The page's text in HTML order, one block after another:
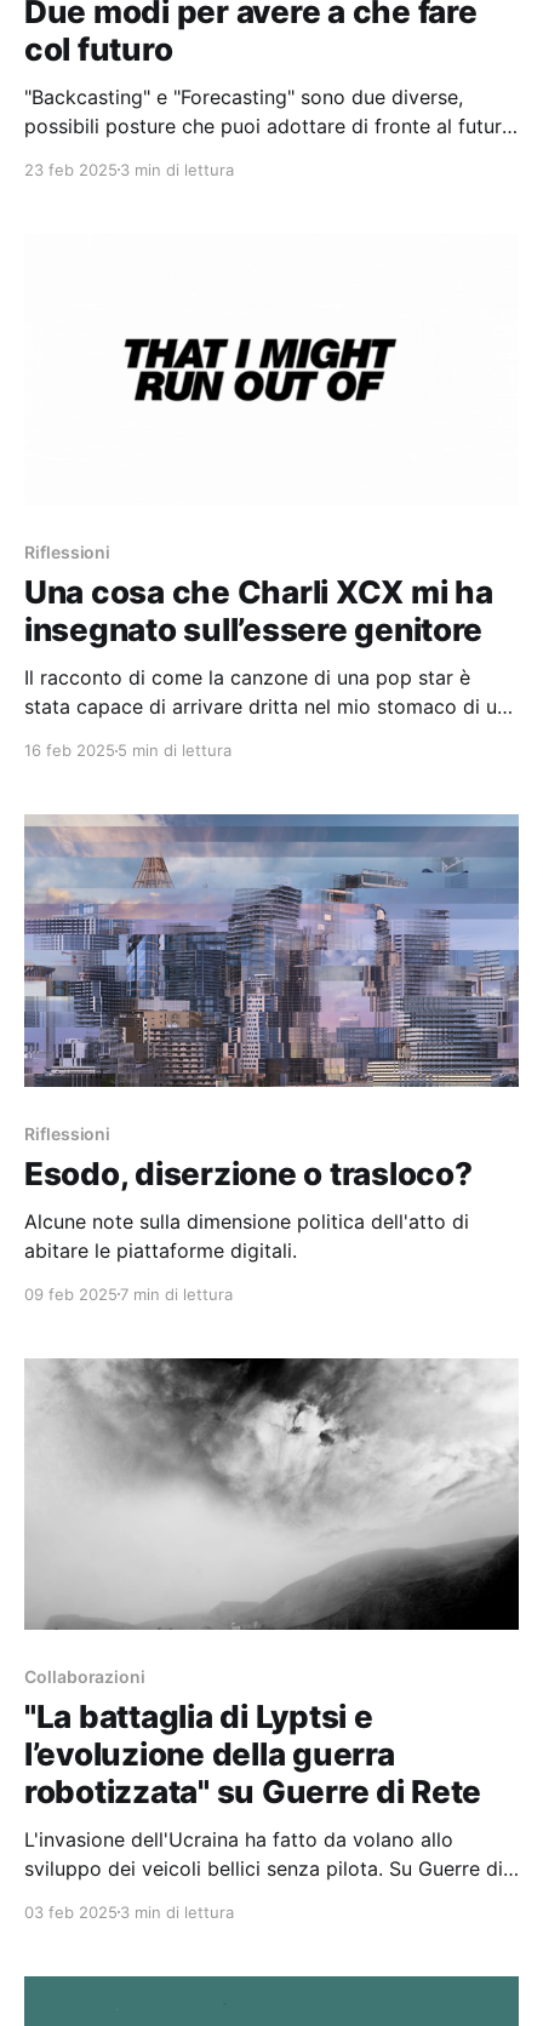
Due modi per avere a che fare
col futuro
"Backcasting" e "Forecasting" sono due diverse,
possibili posture che puoi adottare di fronte al futuro
23 feb 2025 3 min di lettura
Riflessioni
Una cosa che Charli XCX mi ha
insegnato sull’essere genitore
Il racconto di come la canzone di una pop star è
stata capace di arrivare dritta nel mio stomaco di un
16 feb 2025 5 min di lettura
Riflessioni
Esodo, diserzione o trasloco?
Alcune note sulla dimensione politica dell'atto di
abitare le piattaforme digitali.
09 feb 2025 7 min di lettura
Collaborazioni
"La battaglia di Lyptsi e
l’evoluzione della guerra
robotizzata" su Guerre di Rete
L'invasione dell'Ucraina ha fatto da volano allo
sviluppo dei veicoli bellici senza pilota. Su Guerre di
d'arma a partire dalla battaglia di Lyptsi.
03 feb 2025 3 min di lettura